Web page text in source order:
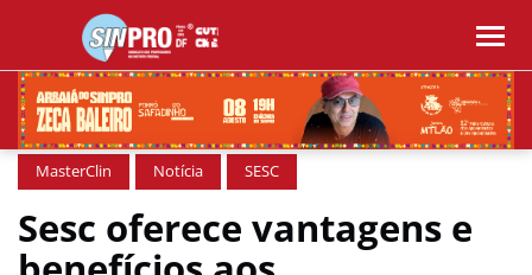
MasterClin Notícia SESC
Sesc oferece vantagens e